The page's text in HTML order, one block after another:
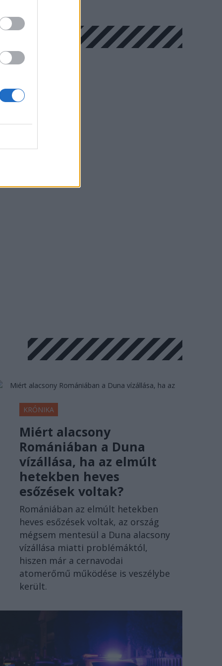
KRÓNIKA
Miért alacsony
Romániában a Duna
vízállása, ha az elmúlt
hetekben heves
esőzések voltak?
Romániában az elmúlt hetekben
heves esőzések voltak, az ország
mégsem mentesül a Duna alacsony
vízállása miatti problémáktól,
hiszen már a cernavodai
atomerőmű működése is veszélybe
került.